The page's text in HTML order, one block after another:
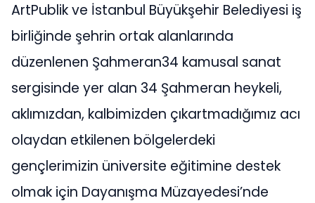
ArtPublik ve İstanbul Büyükşehir Belediyesi iş
birliğinde şehrin ortak alanlarında
düzenlenen Şahmeran34 kamusal sanat
sergisinde yer alan 34 Şahmeran heykeli,
aklımızdan, kalbimizden çıkartmadığımız acı
olaydan etkilenen bölgelerdeki
gençlerimizin üniversite eğitimine destek
olmak için Dayanışma Müzayedesi’nde